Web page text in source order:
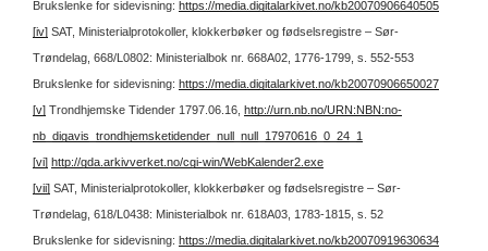
Brukslenke for sidevisning: https://media.digitalarkivet.no/kb20070906640505
[iv] SAT, Ministerialprotokoller, klokkerbøker og fødselsregistre – Sør-
Trøndelag, 668/L0802: Ministerialbok nr. 668A02, 1776-1799, s. 552-553
Brukslenke for sidevisning: https://media.digitalarkivet.no/kb20070906650027
[v] Trondhjemske Tidender 1797.06.16, http://urn.nb.no/URN:NBN:no-
nb_digavis_trondhjemsketidender_null_null_17970616_0_24_1
[vi] http://gda.arkivverket.no/cgi-win/WebKalender2.exe
[vii] SAT, Ministerialprotokoller, klokkerbøker og fødselsregistre – Sør-
Trøndelag, 618/L0438: Ministerialbok nr. 618A03, 1783-1815, s. 52
Brukslenke for sidevisning: https://media.digitalarkivet.no/kb20070919630634